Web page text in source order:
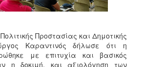
Προστασίας και Δημοτικής
Καραντινός δήλωσε ότι η
με επιτυχία και βασικός
η δοκιμή, και αξιολόγηση των